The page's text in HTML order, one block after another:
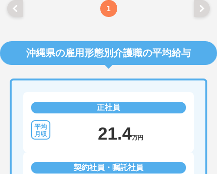
1
沖縄県の雇用形態別介護職の平均給与
正社員
21.4万円
契約社員・嘱託社員